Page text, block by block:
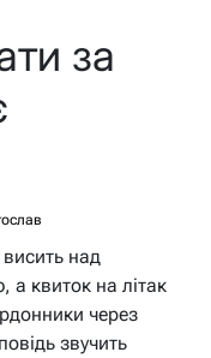
за
над
квиток на літак
через
звучить